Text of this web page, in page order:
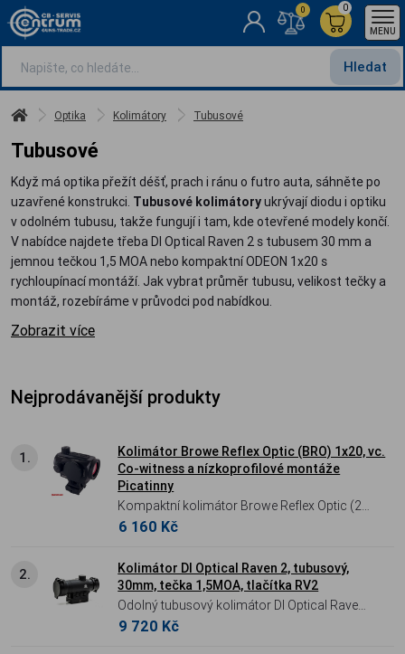
Hledat
0
0
MENU
Optika Kolimátory Tubusové
Tubusové
Když má optika přežít déšť, prach i ránu o futro auta, sáhněte po
uzavřené konstrukci. Tubusové kolimátoryukrývají diodu i optiku
v odolném tubusu, takže fungují i tam, kde otevřené modely končí.
V nabídce najdete třeba DI Optical Raven 2 s tubusem 30 mm a
jemnou tečkou 1,5 MOA nebo kompaktní ODEON 1x20 s
rychloupínací montáží. Jak vybrat průměr tubusu, velikost tečky a
montáž, rozebíráme v průvodci pod nabídkou.
Zobrazit více
Nejprodávanější produkty
1.
Kolimátor Browe Reflex Optic (BRO) 1x20, vc.
Co-witness a nízkoprofilové montáže
Picatinny
Kompaktní kolimátor Browe Reflex Optic (2
MOA) s tělem z leteckého hliníku. Poskytuje
výdrž baterie až 30 000 hodin. V balení
vysoká i nízká montáž na lištu Picatinny.
6 160 Kč
2.
Kolimátor DI Optical Raven 2, tubusový,
30mm, tečka 1,5MOA, tlačítka RV2
Odolný tubusový kolimátor DI Optical Raven
RV2 (1,5 MOA). Vyniká integrovanou
9 720 Kč